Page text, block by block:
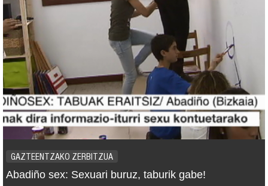
GAZTEENTZAKO ZERBITZUA
Abadiño sex: Sexuari buruz, taburik gabe!